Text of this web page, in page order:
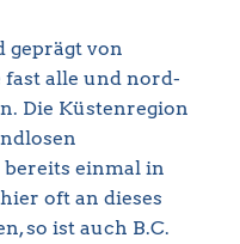
geprägt von
fast alle und nord-
Die Küstenregion
einmal in
oft an dieses
so ist auch B.C.